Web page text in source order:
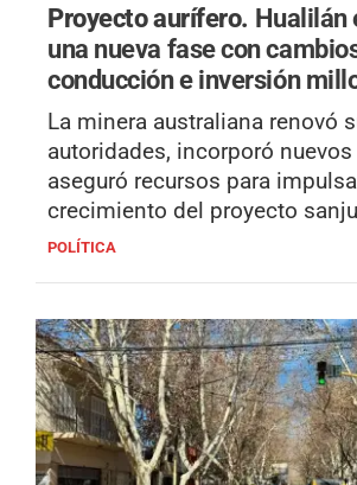
Proyecto aurífero. Hualilán
una nueva fase con
conducción e inversión
La minera australiana renovó
autoridades, incorporó
aseguró recursos para
crecimiento del proyecto
POLÍTICA